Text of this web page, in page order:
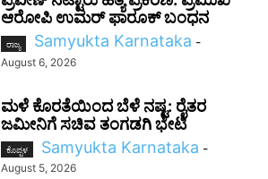
ಆರೋಪಿ ಉಮರ್ ಫಾರೂಕ್ ಬಂಧನ
ರಾಜ್ಯ Samyukta Karnataka -
August 6, 2026
ಮಳೆ ಕೊರತೆಯಿಂದ ಬೆಳೆ ನಷ್ಟ: ರೈತರ
ಜಮೀನಿಗೆ ಸಚಿವ ತಂಗಡಗಿ ಭೇಟಿ
ಕೊಪ್ಪಳ Samyukta Karnataka -
August 5, 2026